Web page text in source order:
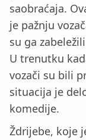
saobraćaja.
je pažnju
su ga
U trenutku
vozači su bili
situacija je
komedije.
Ždrijebe, koje